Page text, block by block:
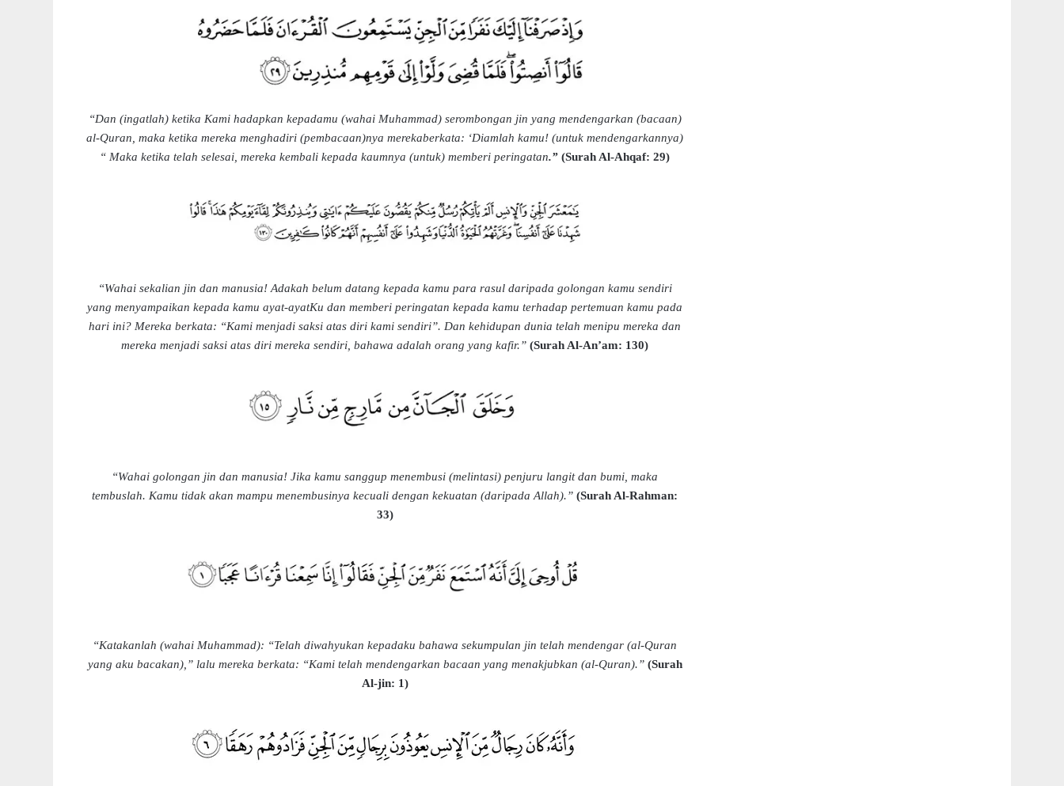
“Dan (ingatlah) ketika Kami hadapkan kepadamu (wahai Muhammad) serombongan jin yang mendengarkan (bacaan)
al-Quran, maka ketika mereka menghadiri (pembacaan)nya merekaberkata: ‘Diamlah kamu! (untuk mendengarkannya)
“ Maka ketika telah selesai, mereka kembali kepada kaumnya (untuk) memberi peringatan.” (Surah Al-Ahqaf: 29)
“Wahai sekalian jin dan manusia! Adakah belum datang kepada kamu para rasul daripada golongan kamu sendiri
yang menyampaikan kepada kamu ayat-ayatKu dan memberi peringatan kepada kamu terhadap pertemuan kamu pada
hari ini? Mereka berkata: “Kami menjadi saksi atas diri kami sendiri”. Dan kehidupan dunia telah menipu mereka dan
mereka menjadi saksi atas diri mereka sendiri, bahawa adalah orang yang kafir.” (Surah Al-An’am: 130)
“Wahai golongan jin dan manusia! Jika kamu sanggup menembusi (melintasi) penjuru langit dan bumi, maka
tembuslah. Kamu tidak akan mampu menembusinya kecuali dengan kekuatan (daripada Allah).” (Surah Al-Rahman:
33)
“Katakanlah (wahai Muhammad): “Telah diwahyukan kepadaku bahawa sekumpulan jin telah mendengar (al-Quran
yang aku bacakan),” lalu mereka berkata: “Kami telah mendengarkan bacaan yang menakjubkan (al-Quran).” (Surah
Al-jin: 1)